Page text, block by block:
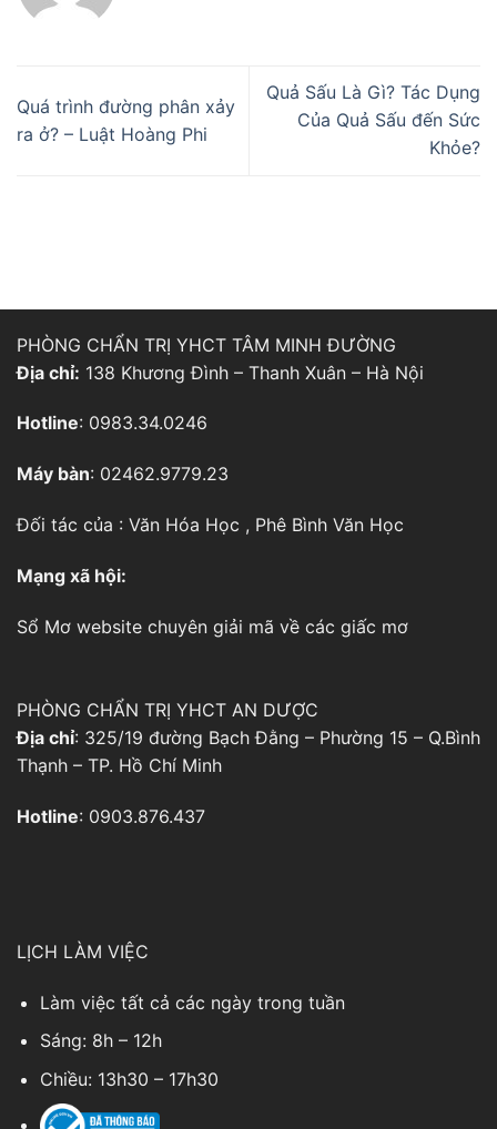
Quá trình đường phân xảy
ra ở? – Luật Hoàng Phi
Quả Sấu Là Gì? Tác Dụng
Của Quả Sấu đến Sức
Khỏe?
PHÒNG CHẨN TRỊ YHCT TÂM MINH ĐƯỜNG
Địa chỉ: 138 Khương Đình – Thanh Xuân – Hà Nội
Hotline: 0983.34.0246
Máy bàn: 02462.9779.23
Đối tác của : Văn Hóa Học , Phê Bình Văn Học
Mạng xã hội:
Sổ Mơ website chuyên giải mã về các giấc mơ
PHÒNG CHẨN TRỊ YHCT AN DƯỢC
Địa chỉ: 325/19 đường Bạch Đằng – Phường 15 – Q.Bình
Thạnh – TP. Hồ Chí Minh
Hotline: 0903.876.437
LỊCH LÀM VIỆC
Làm việc tất cả các ngày trong tuần
Sáng: 8h – 12h
Chiều: 13h30 – 17h30